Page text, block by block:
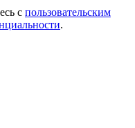
с пользовательским
.